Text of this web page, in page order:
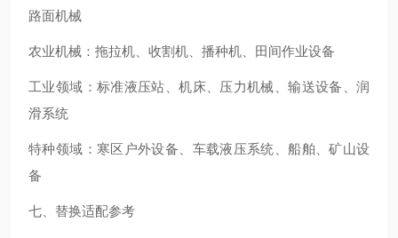
路面机械
农业机械：拖拉机、收割机、播种机、田间作业设备
工业领域：标准液压站、机床、压力机械、输送设备、润
滑系统
特种领域：寒区户外设备、车载液压系统、船舶、矿山设
备
七、替换适配参考